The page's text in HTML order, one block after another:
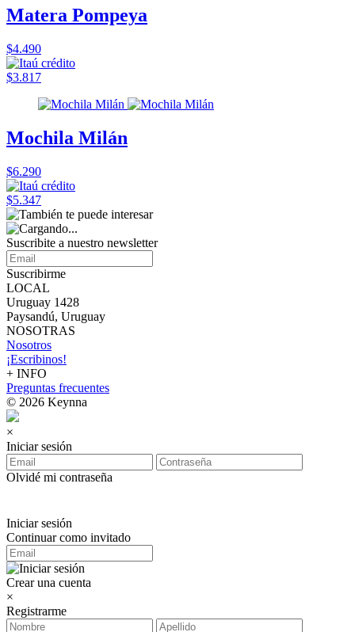
Matera Pompeya
$4.490
$3.817
Mochila Milán
$6.290
$5.347
Suscribite a nuestro newsletter
Suscribirme
LOCAL
Uruguay 1428
Paysandú, Uruguay
NOSOTRAS
Nosotros
¡Escribinos!
+ INFO
Preguntas frecuentes
© 2026 Keynna
×
Iniciar sesión
Olvidé mi contraseña
Iniciar sesión
Continuar como invitado
Crear una cuenta
×
Registrarme